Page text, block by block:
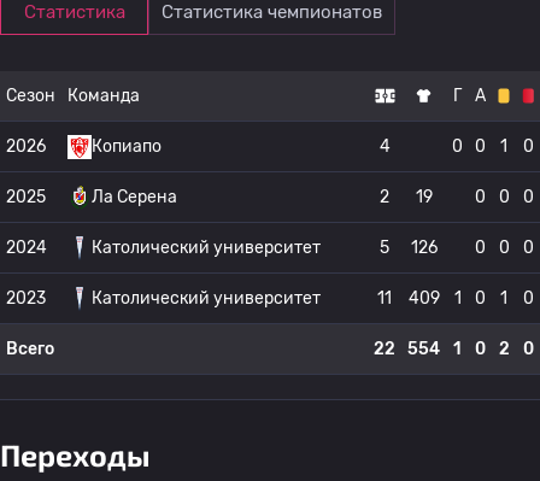
Статистика Статистика чемпионатов
Сезон Команда Г А
2026 Копиапо 4 0 0 1 0
2025 Ла Серена 2 19 0 0 0
2024 Католический университет 5 126 0 0 0
2023 Католический университет 11 409 1 0 1 0
Всего 22 554 1 0 2 0
Переходы